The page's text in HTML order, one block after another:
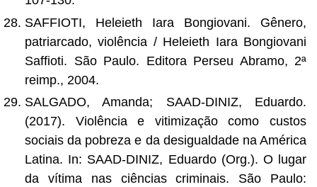
SAFFIOTI, Heleieth Iara Bongiovani. Gênero,
patriarcado, violência / Heleieth Iara Bongiovani
Saffioti. São Paulo. Editora Perseu Abramo, 2ª
reimp., 2004.
SALGADO, Amanda; SAAD-DINIZ, Eduardo.
(2017). Violência e vitimização como custos
sociais da pobreza e da desigualdade na América
Latina. In: SAAD-DINIZ, Eduardo (Org.). O lugar
da vítima nas ciências criminais. São Paulo: